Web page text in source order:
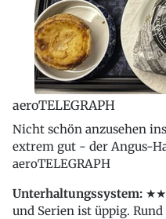
aeroTELEGRAPH
Nicht schön anzusehen
extrem gut - der Angus-
aeroTELEGRAPH
Unterhaltungssystem:
und Serien ist üppig.